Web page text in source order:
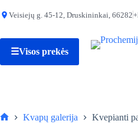
to Veisiejų g. 45-12, Druskininkai, 66282
☰Visos prekės
Kvapų galerija Kvepianti